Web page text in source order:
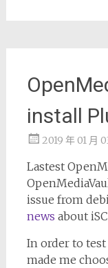
install
2019 年 01 月
Lastest
issue from
news about
In order to test
made me